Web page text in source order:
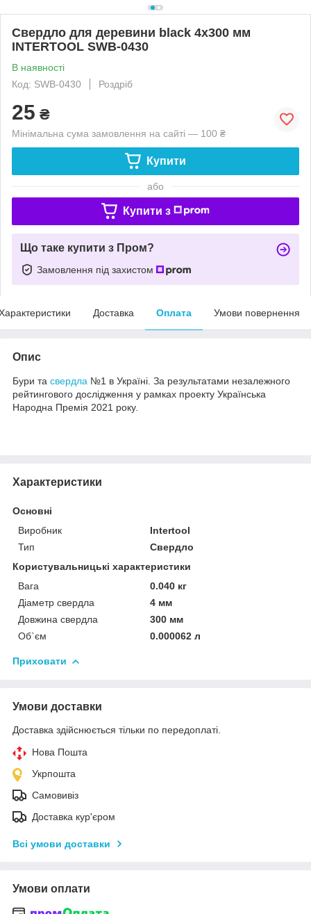
Свердло для деревини black 4x300 мм
INTERTOOL SWB-0430
В наявності
Код: SWB-0430
Роздріб
25 ₴
Мінімальна сума замовлення на сайті — 100 ₴
Купити
або
Купити з
Що таке купити з Пром?
Замовлення під захистом
Доставка Оплата Умови повернення
Опис
Бури та свердла №1 в Україні. За результатами незалежного
рейтингового дослідження у рамках проекту Українська
Народна Премія 2021 року.
Характеристики
Основні
Виробник
Intertool
Тип
Свердло
Користувальницькі характеристики
Вага
0.040 кг
Діаметр свердла
4 мм
Довжина свердла
300 мм
Об`єм
0.000062 л
Приховати
Умови доставки
Доставка здійснюється тільки по передоплаті.
Нова Пошта
Укрпошта
Самовивіз
Доставка кур'єром
Всі умови доставки
Умови оплати